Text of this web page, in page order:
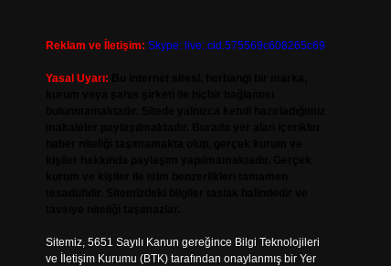
Reklam ve İletişim: Skype: live:.cid.575569c608265c69
Yasal Uyarı:
Sitemiz, 5651 Sayılı Kanun gereğince Bilgi Teknolojileri
ve İletişim Kurumu (BTK) tarafından onaylanmış bir Yer